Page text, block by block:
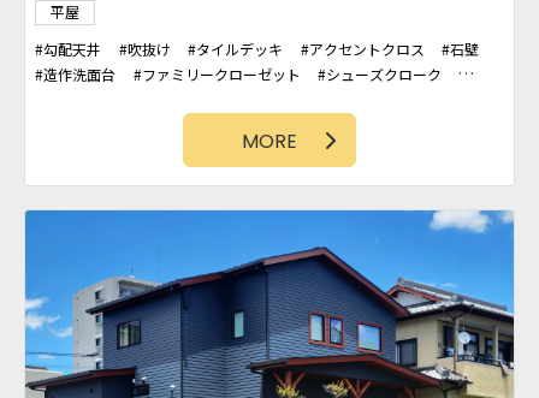
平屋
勾配天井
吹抜け タイルデッキ アクセントクロス
石壁
造作洗面台
ファミリークローゼット
シューズクローク
MORE